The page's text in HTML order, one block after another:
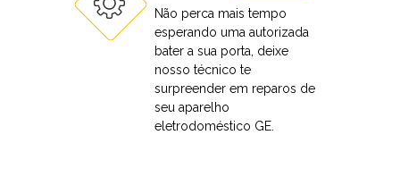
Não perca mais tempo
esperando uma autorizada
bater a sua porta, deixe
nosso técnico te
surpreender em reparos de
seu aparelho
eletrodoméstico GE.